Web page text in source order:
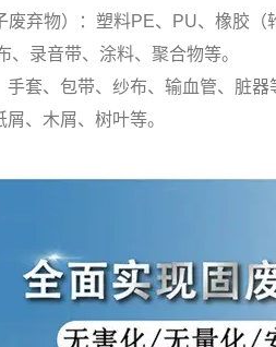
废弃物）：塑料PE、PU、橡胶
、录音带、涂料、聚合物等。
套、包带、纱布、输血管、脏器
、木屑、树叶等。